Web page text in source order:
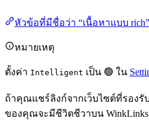
หัวข้อที่มีชื่อว่า “เนื้อหาแบบ rich”
หมายเหตุ
ตั้งค่า Intelligent เป็น 🟢 ใน
ถ้าคุณแชร์ลิงก์จากเว็บไซต์ที่รองรั
ของคุณจะมีชีวิตชีวาบน WinkLinks